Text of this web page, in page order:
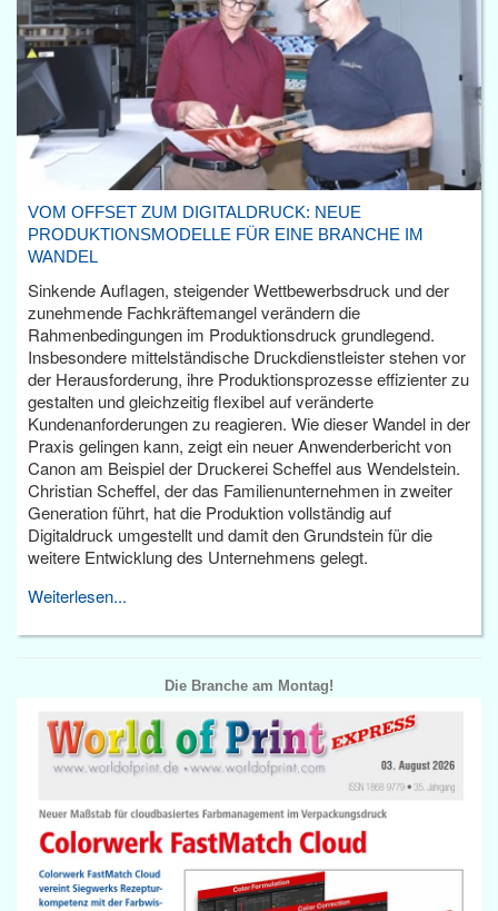
VOM OFFSET ZUM DIGITALDRUCK: NEUE
PRODUKTIONSMODELLE FÜR EINE BRANCHE IM
WANDEL
Sinkende Auflagen, steigender Wettbewerbsdruck und der
zunehmende Fachkräftemangel verändern die
Rahmenbedingungen im Produktionsdruck grundlegend.
Insbesondere mittelständische Druckdienstleister stehen vor
der Herausforderung, ihre Produktionsprozesse effizienter zu
gestalten und gleichzeitig flexibel auf veränderte
Kundenanforderungen zu reagieren. Wie dieser Wandel in der
Praxis gelingen kann, zeigt ein neuer Anwenderbericht von
Canon am Beispiel der Druckerei Scheffel aus Wendelstein.
Christian Scheffel, der das Familienunternehmen in zweiter
Generation führt, hat die Produktion vollständig auf
Digitaldruck umgestellt und damit den Grundstein für die
weitere Entwicklung des Unternehmens gelegt.
Weiterlesen...
Die Branche am Montag!